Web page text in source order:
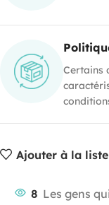
Certains
Ajouter à la
8 Les gens